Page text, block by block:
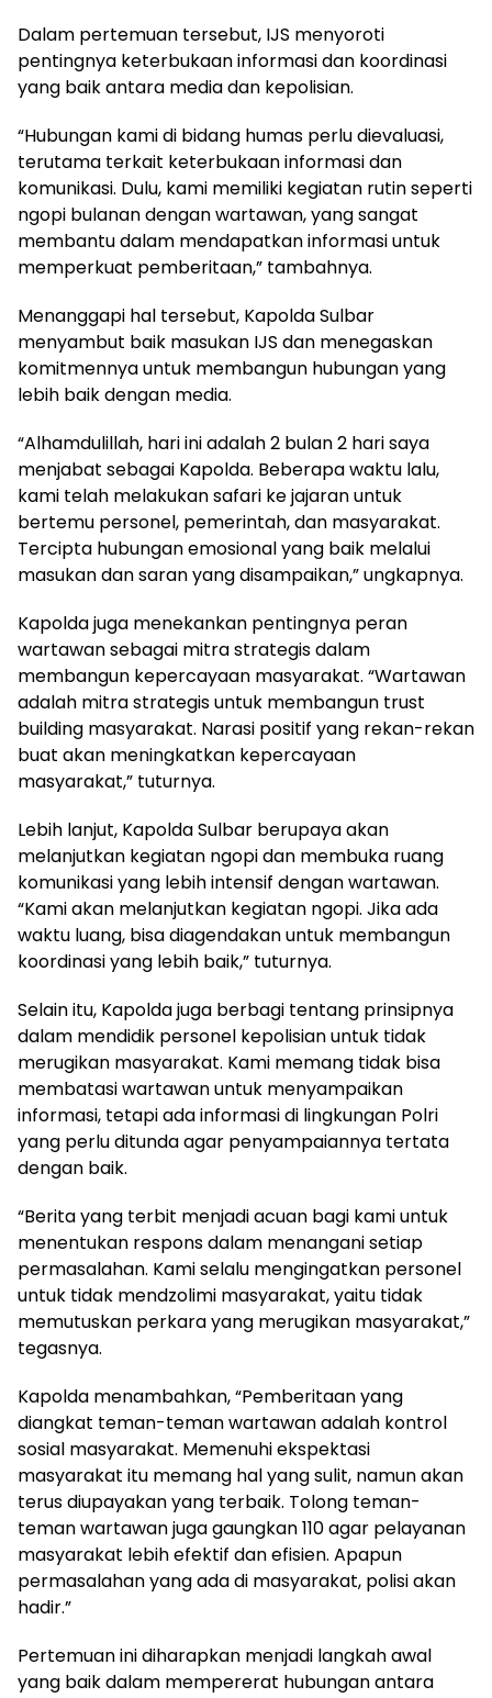
Dalam pertemuan tersebut, IJS menyoroti
pentingnya keterbukaan informasi dan koordinasi
yang baik antara media dan kepolisian.
“Hubungan kami di bidang humas perlu dievaluasi,
terutama terkait keterbukaan informasi dan
komunikasi. Dulu, kami memiliki kegiatan rutin seperti
ngopi bulanan dengan wartawan, yang sangat
membantu dalam mendapatkan informasi untuk
memperkuat pemberitaan,” tambahnya.
Menanggapi hal tersebut, Kapolda Sulbar
menyambut baik masukan IJS dan menegaskan
komitmennya untuk membangun hubungan yang
lebih baik dengan media.
“Alhamdulillah, hari ini adalah 2 bulan 2 hari saya
menjabat sebagai Kapolda. Beberapa waktu lalu,
kami telah melakukan safari ke jajaran untuk
bertemu personel, pemerintah, dan masyarakat.
Tercipta hubungan emosional yang baik melalui
masukan dan saran yang disampaikan,” ungkapnya.
Kapolda juga menekankan pentingnya peran
wartawan sebagai mitra strategis dalam
membangun kepercayaan masyarakat. “Wartawan
adalah mitra strategis untuk membangun trust
building masyarakat. Narasi positif yang rekan-rekan
buat akan meningkatkan kepercayaan
masyarakat,” tuturnya.
Lebih lanjut, Kapolda Sulbar berupaya akan
melanjutkan kegiatan ngopi dan membuka ruang
komunikasi yang lebih intensif dengan wartawan.
“Kami akan melanjutkan kegiatan ngopi. Jika ada
waktu luang, bisa diagendakan untuk membangun
koordinasi yang lebih baik,” tuturnya.
Selain itu, Kapolda juga berbagi tentang prinsipnya
dalam mendidik personel kepolisian untuk tidak
merugikan masyarakat. Kami memang tidak bisa
membatasi wartawan untuk menyampaikan
informasi, tetapi ada informasi di lingkungan Polri
yang perlu ditunda agar penyampaiannya tertata
dengan baik.
“Berita yang terbit menjadi acuan bagi kami untuk
menentukan respons dalam menangani setiap
permasalahan. Kami selalu mengingatkan personel
untuk tidak mendzolimi masyarakat, yaitu tidak
memutuskan perkara yang merugikan masyarakat,”
tegasnya.
Kapolda menambahkan, “Pemberitaan yang
diangkat teman-teman wartawan adalah kontrol
sosial masyarakat. Memenuhi ekspektasi
masyarakat itu memang hal yang sulit, namun akan
terus diupayakan yang terbaik. Tolong teman-
teman wartawan juga gaungkan 110 agar pelayanan
masyarakat lebih efektif dan efisien. Apapun
permasalahan yang ada di masyarakat, polisi akan
hadir.”
Pertemuan ini diharapkan menjadi langkah awal
yang baik dalam mempererat hubungan antara